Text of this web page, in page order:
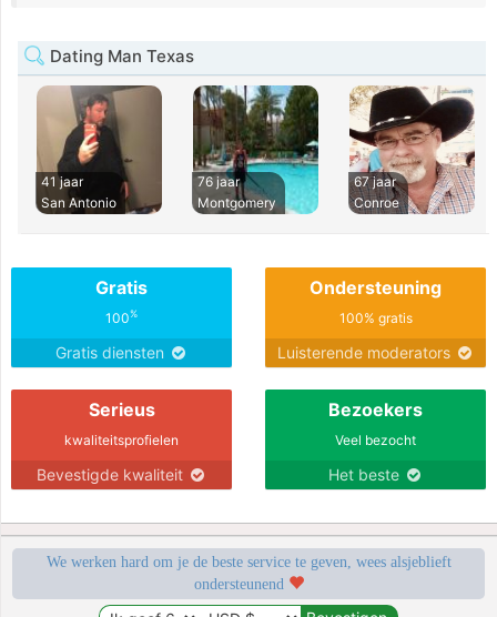
Dating Man Texas
41 jaar
San Antonio
76 jaar
Montgomery
67 jaar
Conroe
Gratis
100%
Gratis diensten
Ondersteuning
100% gratis
Luisterende moderators
Serieus
kwaliteitsprofielen
Bevestigde kwaliteit
Bezoekers
Veel bezocht
Het beste
We werken hard om je de beste service te geven, wees alsjeblieft
ondersteunend